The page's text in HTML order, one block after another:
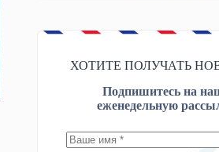
ХОТИТЕ ПОЛУЧАТЬ
Подпишитесь на
еженедельную